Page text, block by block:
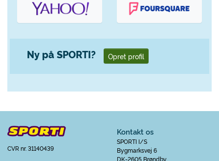
Ny på SPORTI? Opret profil
CVR nr. 31140439
Kontakt os
SPORTI I/S
Bygmarksvej 6
DK-2605 Brøndby